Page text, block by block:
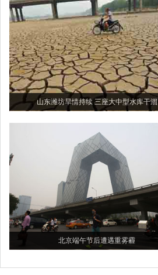
山东潍坊旱情持续 三座大中型水库干涸
北京端午节后遭遇重雾霾